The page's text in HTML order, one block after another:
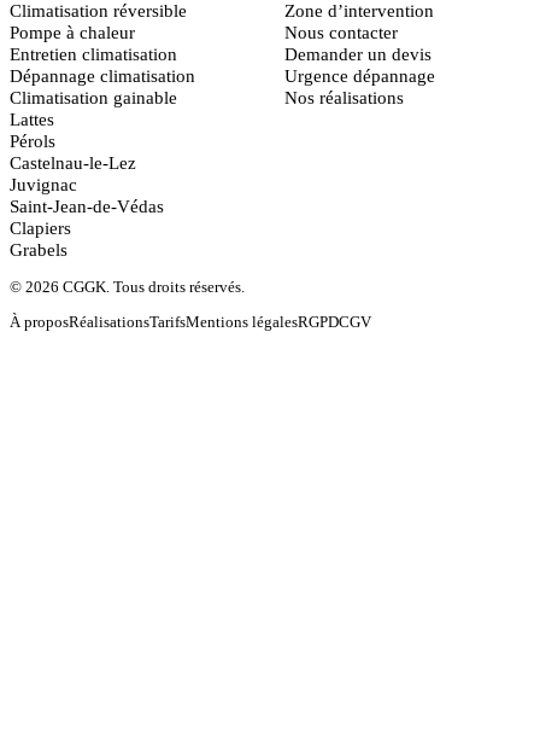
Climatisation réversible
Pompe à chaleur
Entretien climatisation
Dépannage climatisation
Climatisation gainable
Lattes
Pérols
Castelnau-le-Lez
Juvignac
Saint-Jean-de-Védas
Clapiers
Grabels
Zone d’intervention
Nous contacter
Demander un devis
Urgence dépannage
Nos réalisations
© 2026 CGGK. Tous droits réservés.
À proposRéalisationsTarifsMentions légalesRGPDCGV